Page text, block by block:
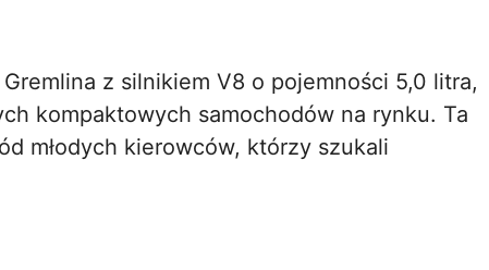
z silnikiem V8 o pojemności 5,0 litra,
kompaktowych samochodów na rynku. Ta
młodych kierowców, którzy szukali